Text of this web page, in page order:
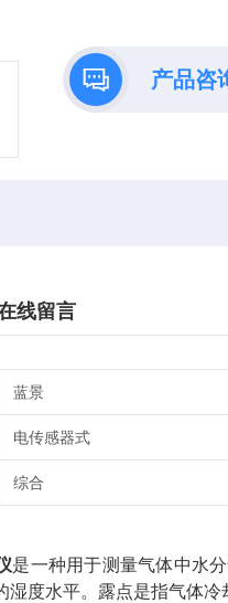
产品咨
线留言
蓝景
电传感器式
综合
是一种用于测量气体中水
湿度水平。露点是指气体